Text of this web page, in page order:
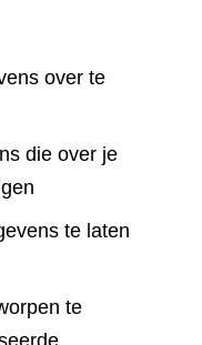
over te
die over je
te laten
te